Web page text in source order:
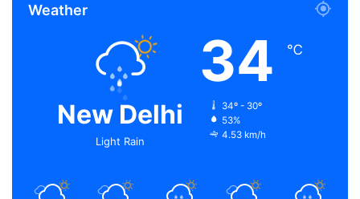
Weather
New Delhi
Light Rain
34 ℃
34º - 30º
53%
4.53 km/h